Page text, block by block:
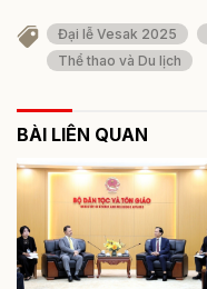
Đại lễ Vesak 2025
Thể thao và Du lịch
BÀI LIÊN QUAN